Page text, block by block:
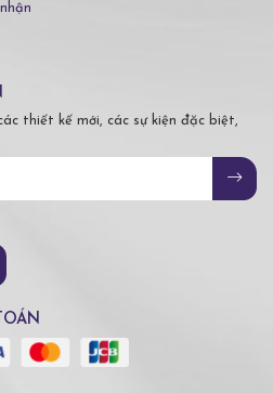
thiết kế mới, các sự kiện đặc biệt,